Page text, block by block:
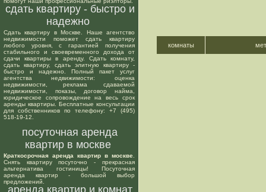
сдать квартиру - быстро и
надежно
Сдать квартиру в Москве. Наше агентство
недвижимости поможет сдать квартиру
любого уровня, с гарантией получения
стабильного и своевременного дохода от
сдачи квартиры в аренду. Сдать комнату,
сдать квартиру, сдать элитную квартиру -
быстро и надежно. Полный пакет услуг
агентства недвижимости: оценка
недвижимости, реклама сдаваемой
недвижимости, показы, договор найма,
юридическое сопровождение на весь срок
аренды квартиры. Бесплатные консультации
для собственников по телефону: +7 (495)
518-19-12.
посуточная аренда
квартир в москве
Краткосрочная аренда квартир в москве
Снять квартиру посуточно - прекрасная
альтернатива гостиницы! Посуточная
аренда квартир - большой выбор
предложений.
аренда квартир и комнат
комнаты